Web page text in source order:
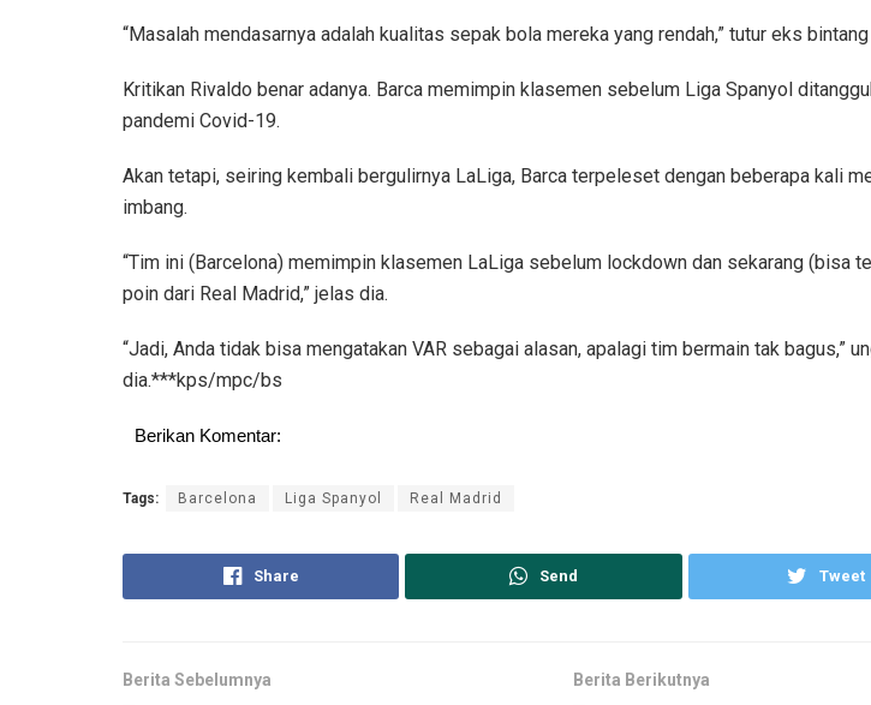
“Masalah mendasarnya adalah kualitas sepak bola mereka yang rendah,” tutur eks
Kritikan Rivaldo benar adanya. Barca memimpin klasemen sebelum Liga Spanyol
pandemi Covid-19.
Akan tetapi, seiring kembali bergulirnya LaLiga, Barca terpeleset dengan beberapa kali
imbang.
“Tim ini (Barcelona) memimpin klasemen LaLiga sebelum lockdown dan sekarang (bisa
poin dari Real Madrid,” jelas dia.
“Jadi, Anda tidak bisa mengatakan VAR sebagai alasan, apalagi tim bermain tak bagus,”
dia.***kps/mpc/bs
Berikan Komentar:
Tags: Barcelona Liga Spanyol Real Madrid
Share Send Tweet
Berita Sebelumnya Berita Berikutnya